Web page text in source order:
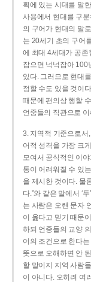
획에 있는 시대를 말
사용에서 현대를 구
의 구어가 현대의 말
는 20세기 초의 구어
에 최대 4세대가 공존
잡으면 넉넉잡아 100
있다. 그러므로 현대
정할 수도 있을 것이
때문에 편의상 행할
언중들의 직관으로
3. 지역적 기준으로서
어적 성격을 가장 크
모여서 공식적인 이
통이 어려워질 수 있
을 제시한 것이다. 물
다.”와 같은 말에서 ‘
는 사람은 오랜 문자
이 옳다고 믿기 때문
하되 언중들의 교양
어의 조건으로 한다
뜻으로 오해하면 안
할 말이지 지역 사람
이 아니다. 오히려 여